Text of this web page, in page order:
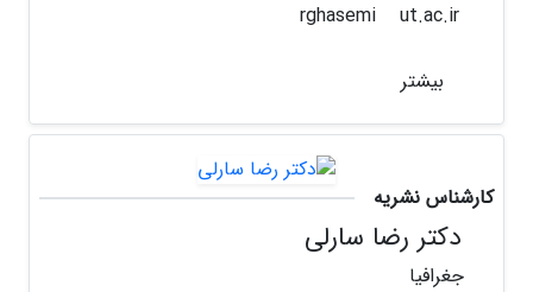
ut.ac.ir
بیشتر
کارشناس نشریه
دکتر رضا سارلی
جغرافیا